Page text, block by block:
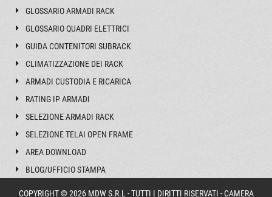
GLOSSARIO ARMADI RACK
GLOSSARIO QUADRI ELETTRICI
GUIDA CONTENITORI SUBRACK
CLIMATIZZAZIONE DEI RACK
ARMADI CUSTODIA E RICARICA
RATING IP ARMADI
SELEZIONE ARMADI RACK
SELEZIONE TELAI OPEN FRAME
AREA DOWNLOAD
BLOG/UFFICIO STAMPA
COPYRIGHT © 2026 MDW S.R.L - TUTTI I DIRITTI RISERVATI - CAMERA